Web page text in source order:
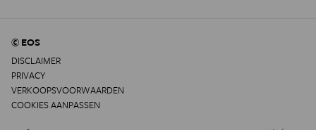
© EOS
DISCLAIMER
PRIVACY
VERKOOPSVOORWAARDEN
COOKIES AANPASSEN